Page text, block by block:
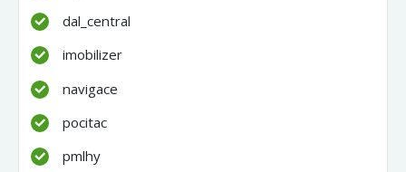
dal_central
imobilizer
navigace
pocitac
pmlhy